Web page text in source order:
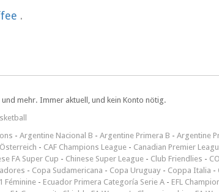
.
mehr. Immer aktuell, und kein Konto nötig.
- Argentine Nacional B - Argentine Primera B - Argentine
- CAF Champions League - Canadian Premier
FA Super Cup - Chinese Super League - Club Friendlies -
- Copa Sudamericana - Copa Uruguay - Coppa Italia -
Féminine - Ecuador Primera Categoría Serie A - EFL